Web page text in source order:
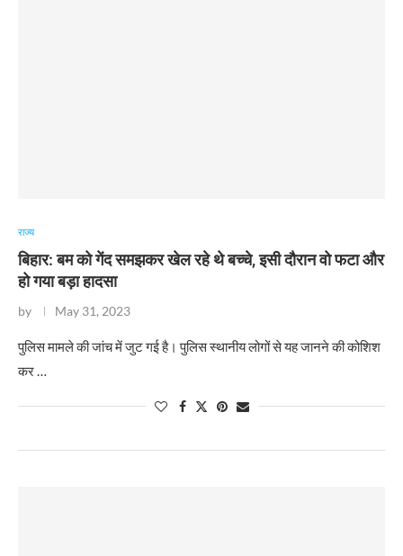
राज्य
बिहार: बम को गेंद समझकर खेल रहे थे बच्चे, इसी दौरान वो फटा और
हो गया बड़ा हादसा
by May 31, 2023
​पुलिस मामले की जांच में जुट गई है। पुलिस स्थानीय लोगों से यह जानने की कोशिश
कर …